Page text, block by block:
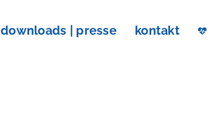
downloads | presse kontakt